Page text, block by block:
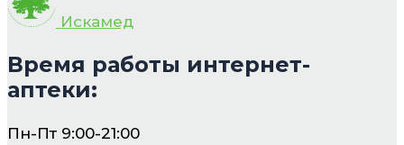
Искамед
Время работы интернет-
аптеки:
Пн-Пт 9:00-21:00